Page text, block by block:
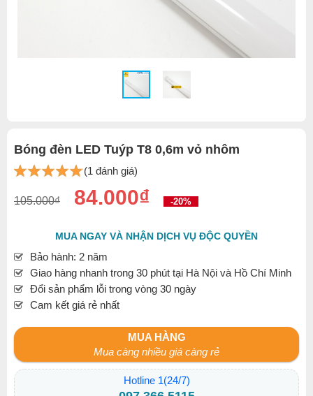
Bóng đèn LED Tuýp T8 0,6m vỏ nhôm
(1 đánh giá)
105.000₫ 84.000₫ -20%
MUA NGAY VÀ NHẬN DỊCH VỤ ĐỘC QUYỀN
Bảo hành: 2 năm
Giao hàng nhanh trong 30 phút tại Hà Nội và Hồ Chí Minh
Đổi sản phẩm lỗi trong vòng 30 ngày
Cam kết giá rẻ nhất
MUA HÀNG
Mua càng nhiều giá càng rẻ
Hotline 1(24/7)